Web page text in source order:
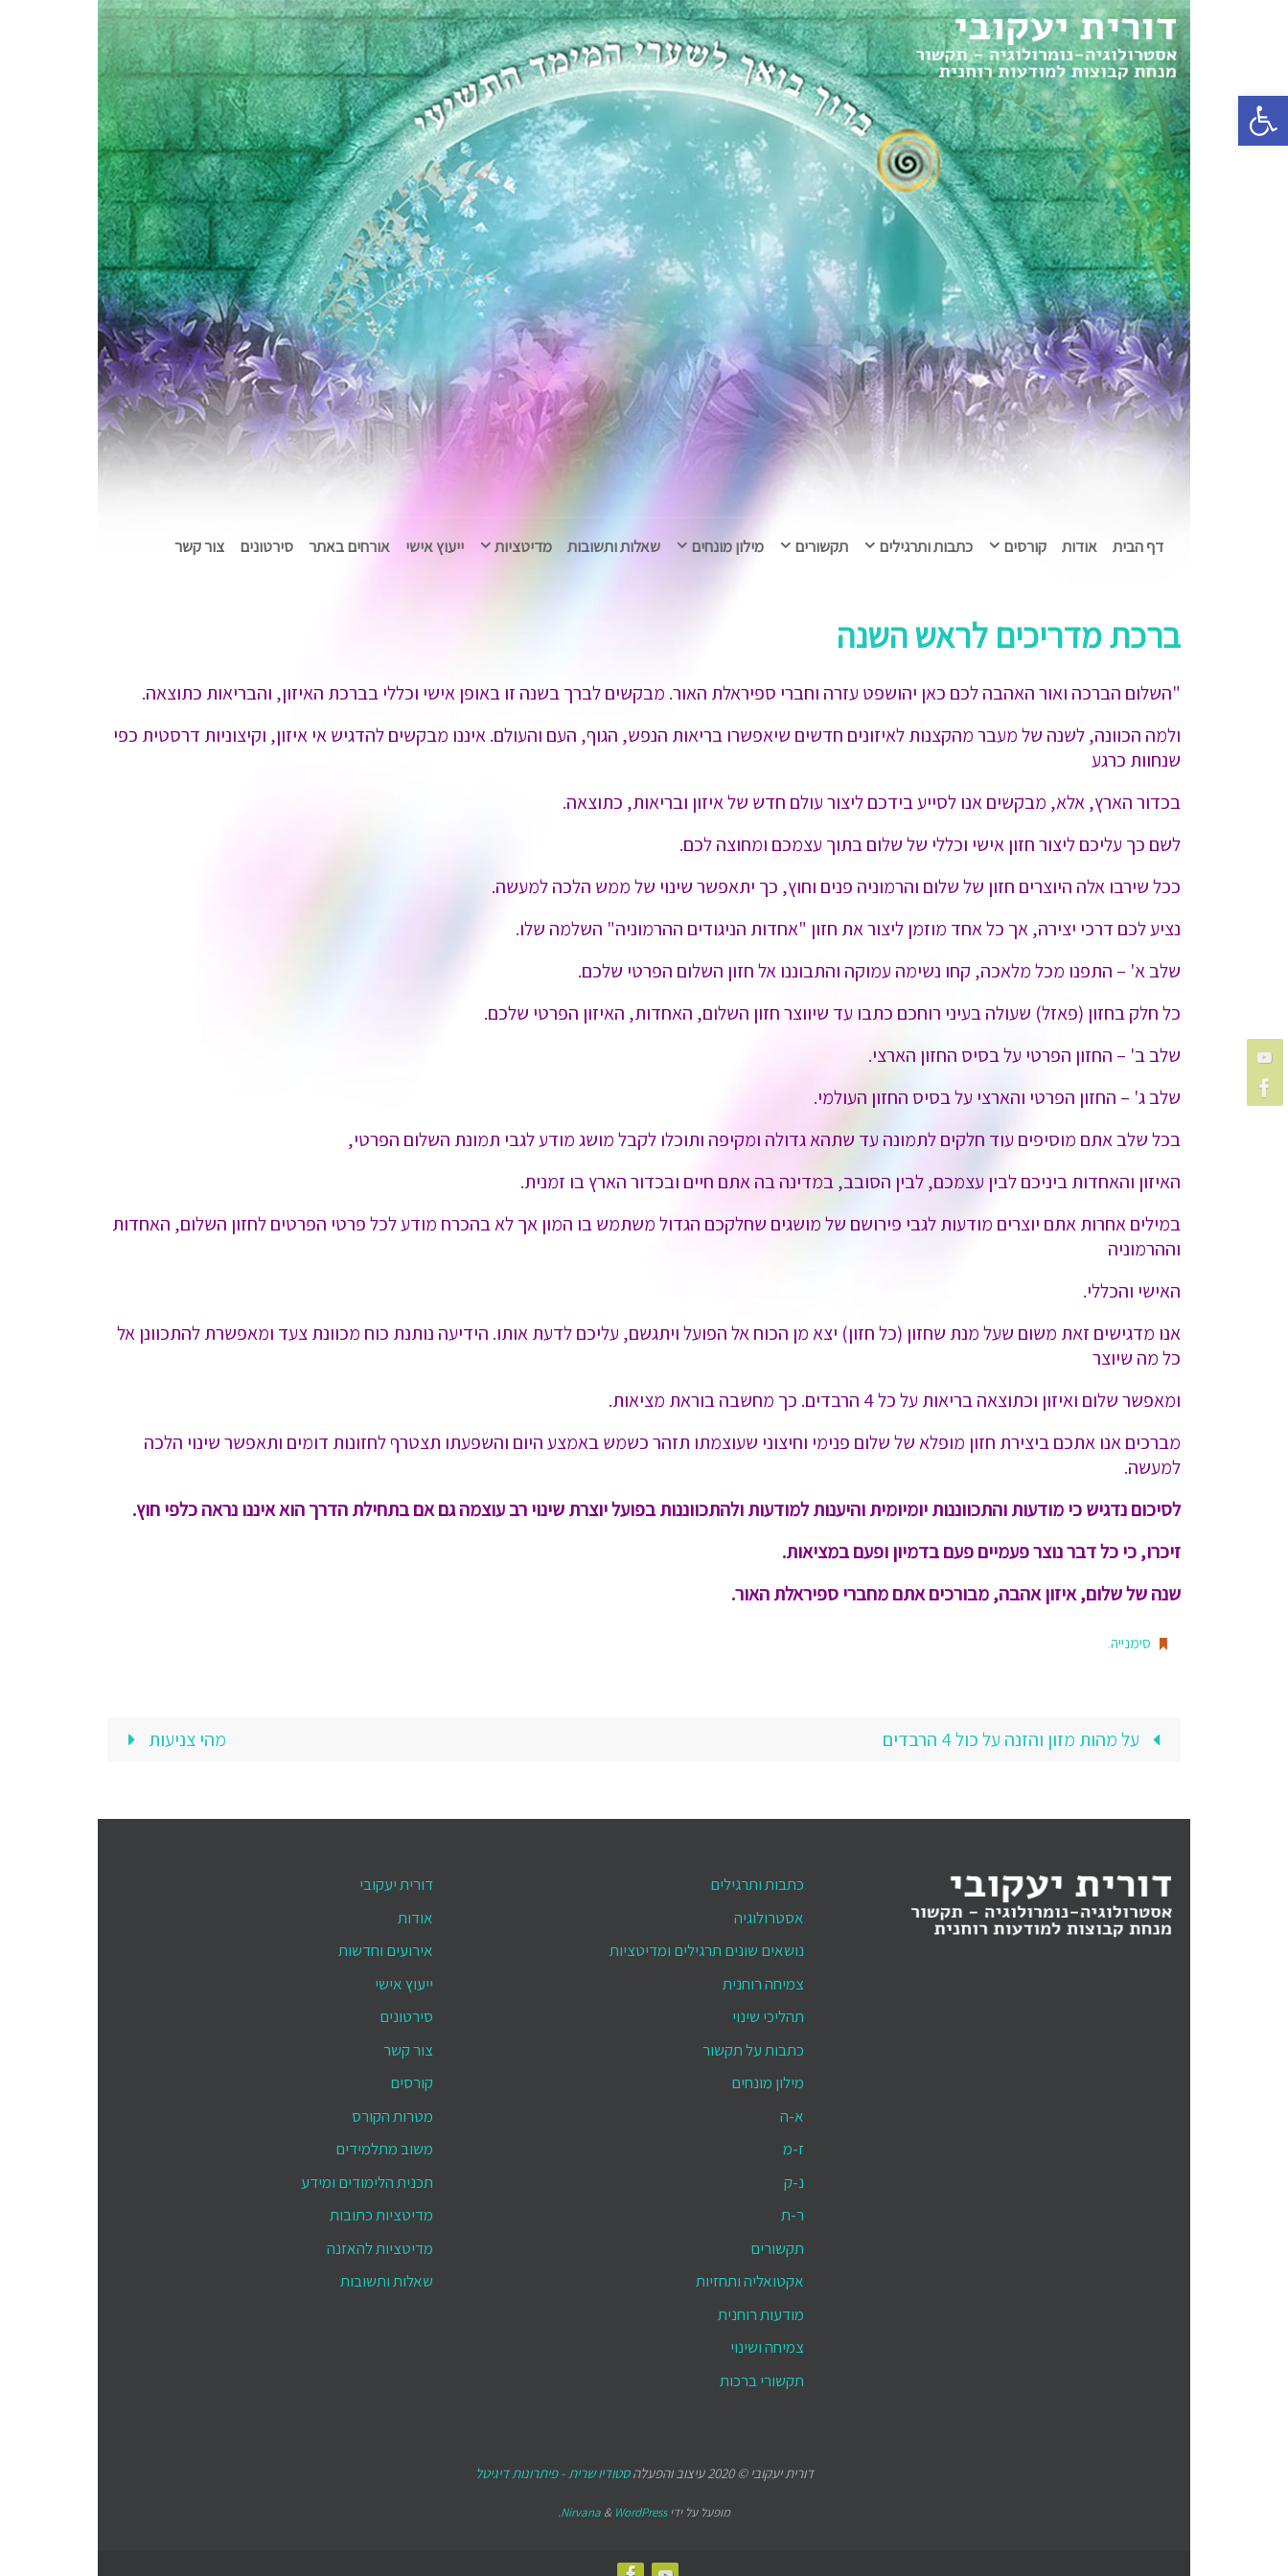
פתח סרגל נגישות
דף הבית אודות קורסים כתבות ותרגילים תקשורים מילון מונחים שאלות ותשובות מדיטציות ייעוץ אישי אורחים באתר סירטונים צור קשר
ברכת מדריכים לראש השנה
"השלום הברכה ואור האהבה לכם כאן יהושפט עזרה וחברי ספיראלת האור. מבקשים לברך בשנה זו באופן אישי וכללי בברכת האיזון, והבריאות כתוצאה.
ולמה הכוונה, לשנה של מעבר מהקצנות לאיזונים חדשים שיאפשרו בריאות הנפש, הגוף, העם והעולם. איננו מבקשים להדגיש אי איזון, וקיצוניות דרסטית כפי
שנחוות כרגע
בכדור הארץ, אלא, מבקשים אנו לסייע בידכם ליצור עולם חדש של איזון ובריאות, כתוצאה.
לשם כך עליכם ליצור חזון אישי וכללי של שלום בתוך עצמכם ומחוצה לכם.
ככל שירבו אלה היוצרים חזון של שלום והרמוניה פנים וחוץ, כך יתאפשר שינוי של ממש הלכה למעשה.
נציע לכם דרכי יצירה, אך כל אחד מוזמן ליצור את חזון "אחדות הניגודים ההרמוניה" השלמה שלו.
שלב א' – התפנו מכל מלאכה, קחו נשימה עמוקה והתבוננו אל חזון השלום הפרטי שלכם.
כל חלק בחזון (פאזל) שעולה בעיני רוחכם כתבו עד שיווצר חזון השלום, האחדות, האיזון הפרטי שלכם.
שלב ב' – החזון הפרטי על בסיס החזון הארצי.
שלב ג' – החזון הפרטי והארצי על בסיס החזון העולמי.
בכל שלב אתם מוסיפים עוד חלקים לתמונה עד שתהא גדולה ומקיפה ותוכלו לקבל מושג מודע לגבי תמונת השלום הפרטי,
האיזון והאחדות ביניכם לבין עצמכם, לבין הסובב, במדינה בה אתם חיים ובכדור הארץ בו זמנית.
במילים אחרות אתם יוצרים מודעות לגבי פירושם של מושגים שחלקכם הגדול משתמש בו המון אך לא בהכרח מודע לכל פרטי הפרטים לחזון השלום, האחדות
וההרמוניה
האישי והכללי.
אנו מדגישים זאת משום שעל מנת שחזון (כל חזון) יצא מן הכוח אל הפועל ויתגשם, עליכם לדעת אותו. הידיעה נותנת כוח מכוונת צעד ומאפשרת להתכוונן אל
כל מה שיוצר
ומאפשר שלום ואיזון וכתוצאה בריאות על כל 4 הרבדים. כך מחשבה בוראת מציאות.
מברכים אנו אתכם ביצירת חזון מופלא של שלום פנימי וחיצוני שעוצמתו תזהר כשמש באמצע היום והשפעתו תצטרף לחזונות דומים ותאפשר שינוי הלכה
למעשה.
לסיכום נדגיש כי מודעות והתכווננות יומיומית והיענותלמודעות ולהתכווננות בפועל יוצרת שינוי רב עוצמה גם אם בתחילת הדרך הוא איננו נראה כלפי חוץ.
זיכרו, כי כל דבר נוצר פעמיים פעם בדמיון ופעם במציאות.
שנה של שלום, איזון אהבה, מבורכים אתם מחברי ספיראלת האור.
סימנייה.
על מהות מזון והזנה על כול 4 הרבדים מהי צניעות
כתבות ותרגילים
אסטרולוגיה
נושאים שונים תרגילים ומדיטציות
צמיחה רוחנית
תהליכי שינוי
כתבות על תקשור
מילון מונחים
א-ה
ז-מ
נ-ק
ר-ת
תקשורים
אקטואליה ותחזיות
מודעות רוחנית
צמיחה ושינוי
תקשורי ברכות
דורית יעקובי
אודות
אירועים וחדשות
ייעוץ אישי
סירטונים
צור קשר
קורסים
מטרות הקורס
משוב מתלמידים
תכנית הלימודים ומידע
מדיטציות כתובות
מדיטציות להאזנה
שאלות ותשובות
דורית יעקובי © 2020 עיצוב והפעלה סטודיו שרית - פיתרונות דיגיטל
מופעל על ידי Nirvana & WordPress.